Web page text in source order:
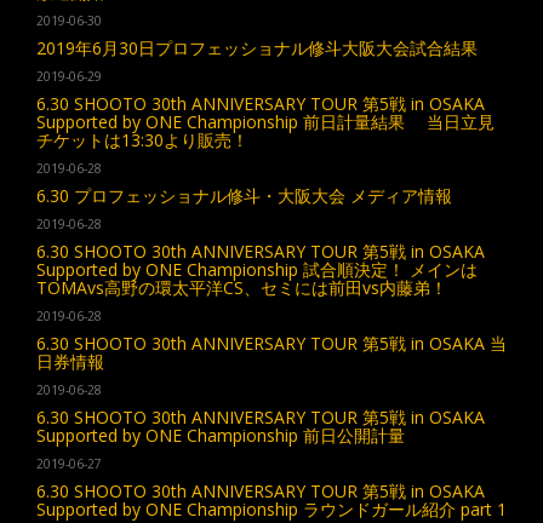
2019-06-30
2019年6月30日プロフェッショナル修斗大阪大会試合結果
2019-06-29
6.30 SHOOTO 30th ANNIVERSARY TOUR 第5戦 in OSAKA
Supported by ONE Championship 前日計量結果 当日立見
チケットは13:30より販売！
2019-06-28
6.30 プロフェッショナル修斗・大阪大会 メディア情報
2019-06-28
6.30 SHOOTO 30th ANNIVERSARY TOUR 第5戦 in OSAKA
Supported by ONE Championship 試合順決定！ メインは
TOMAvs高野の環太平洋CS、セミには前田vs内藤弟！
2019-06-28
6.30 SHOOTO 30th ANNIVERSARY TOUR 第5戦 in OSAKA 当
日券情報
2019-06-28
6.30 SHOOTO 30th ANNIVERSARY TOUR 第5戦 in OSAKA
Supported by ONE Championship 前日公開計量
2019-06-27
6.30 SHOOTO 30th ANNIVERSARY TOUR 第5戦 in OSAKA
Supported by ONE Championship ラウンドガール紹介 part 1